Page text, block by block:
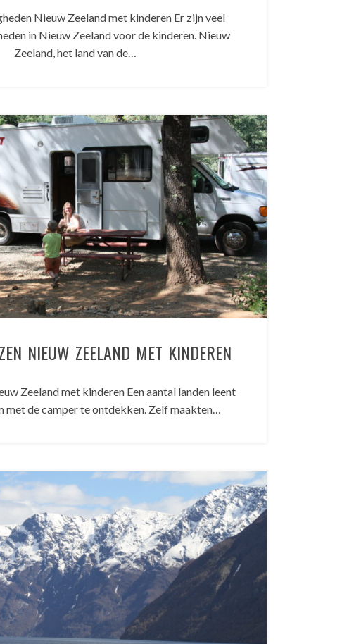
Nieuw Zeeland met kinderen Er zijn veel
in Nieuw Zeeland voor de kinderen. Nieuw
Zeeland, het land van de…
NIEUW ZEELAND MET KINDEREN
Zeeland met kinderen Een aantal landen leent
met de camper te ontdekken. Zelf maakten…